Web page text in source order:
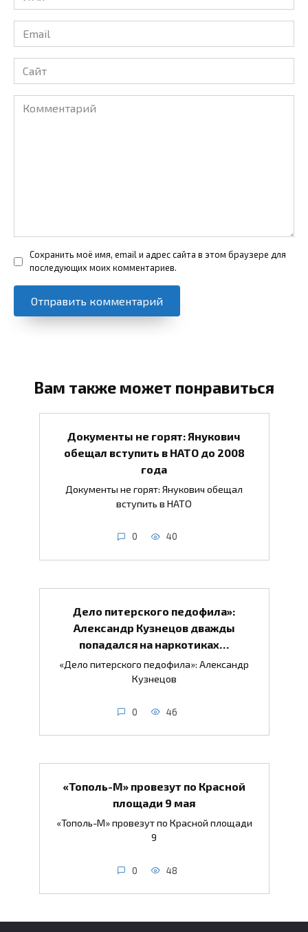
*
Email
*
Сайт
Комментарий
Сохранить моё имя, email и адрес сайта в этом браузере для
последующих моих комментариев.
Вам также может понравиться
Документы не горят: Янукович
обещал вступить в НАТО до 2008
года
Документы не горят: Янукович обещал
вступить в НАТО
0 40
Дело питерского педофила»:
Александр Кузнецов дважды
попадался на наркотиках…
«Дело питерского педофила»: Александр
Кузнецов
0 46
«Тополь-М» провезут по Красной
площади 9 мая
«Тополь-М» провезут по Красной площади
9
0 48